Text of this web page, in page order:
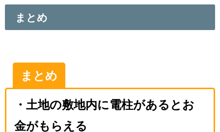
まとめ
まとめ
・土地の敷地内に電柱があるとお
金がもらえる